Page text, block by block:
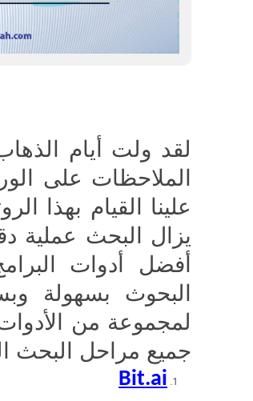
لقد ولت أيام
الملاحظات على
علينا القيام بهذا
يزال البحث عملية
أفضل أدوات
البحوث بسهولة
لمجموعة من
جميع مراحل البحث
Bit.ai